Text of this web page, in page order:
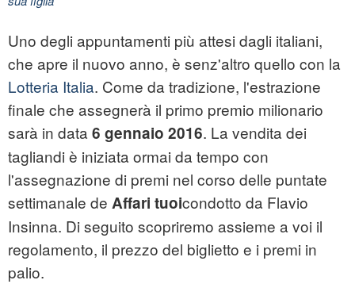
Uno degli appuntamenti più attesi dagli italiani,
che apre il nuovo anno, è senz'altro quello con la
Lotteria Italia. Come da tradizione, l'estrazione
finale che assegnerà il primo premio milionario
sarà in data 6 gennaio 2016. La vendita dei
tagliandi è iniziata ormai da tempo con
l'assegnazione di premi nel corso delle puntate
settimanale de Affari tuoicondotto da Flavio
Insinna. Di seguito scopriremo assieme a voi il
regolamento, il prezzo del biglietto e i premi in
palio.